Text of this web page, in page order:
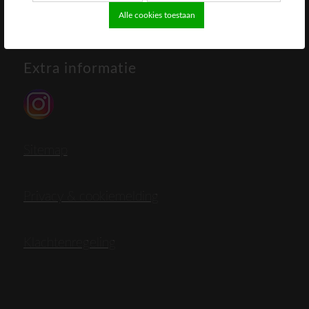
Alle cookies toestaan
Extra informatie
Privacy & cookiemelding
Klachtenregeling